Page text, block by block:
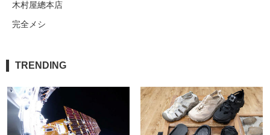
木村屋總本店
完全メシ
TRENDING